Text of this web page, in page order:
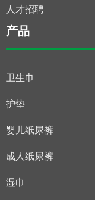
人才招聘
产品
卫生巾
护垫
婴儿纸尿裤
成人纸尿裤
湿巾